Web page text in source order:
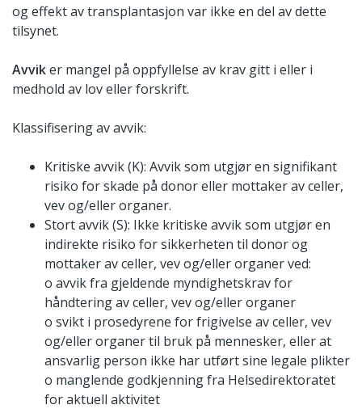
og effekt av transplantasjon var ikke en del av dette
tilsynet.
Avviker mangel på oppfyllelse av krav gitt i eller i
medhold av lov eller forskrift.
Klassifisering av avvik:
Kritiske avvik (K): Avvik som utgjør en signifikant
risiko for skade på donor eller mottaker av celler,
vev og/eller organer.
Stort avvik (S): Ikke kritiske avvik som utgjør en
indirekte risiko for sikkerheten til donor og
mottaker av celler, vev og/eller organer ved:
o avvik fra gjeldende myndighetskrav for
håndtering av celler, vev og/eller organer
o svikt i prosedyrene for frigivelse av celler, vev
og/eller organer til bruk på mennesker, eller at
ansvarlig person ikke har utført sine legale plikter
o manglende godkjenning fra Helsedirektoratet
for aktuell aktivitet